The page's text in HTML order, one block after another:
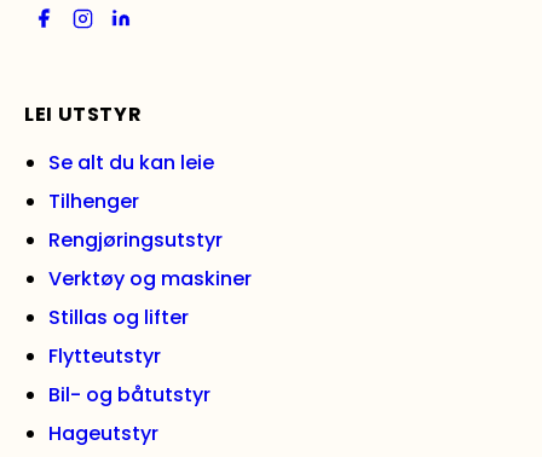
LEI UTSTYR
Se alt du kan leie
Tilhenger
Rengjøringsutstyr
Verktøy og maskiner
Stillas og lifter
Flytteutstyr
Bil- og båtutstyr
Hageutstyr